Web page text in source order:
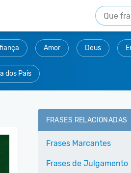
Amor Deus
dos Pais
FRASES RELACIONADAS
Frases Marcantes
Frases de Julgamento